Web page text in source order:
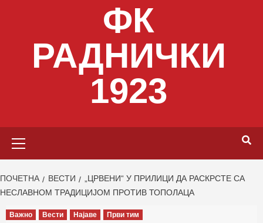
ФК
РАДНИЧКИ
1923
ПОЧЕТНА ВЕСТИ
„ЦРВЕНИ“ У ПРИЛИЦИ ДА РАСКРСТЕ СА
НЕСЛАВНОМ ТРАДИЦИЈОМ ПРОТИВ ТОПОЛАЦА
Важно Вести Најаве Први тим